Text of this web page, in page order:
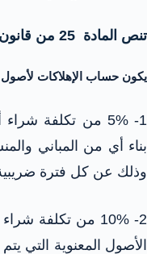
تنص المادة 25 من قانون الضرائب :
يكون حساب الإهلاكات لأصول
1- 5% من تكلفة
بناء أي من المباني
وذلك عن كل فترة
2- 10% من تكلفة
الأصول المعنوية التي